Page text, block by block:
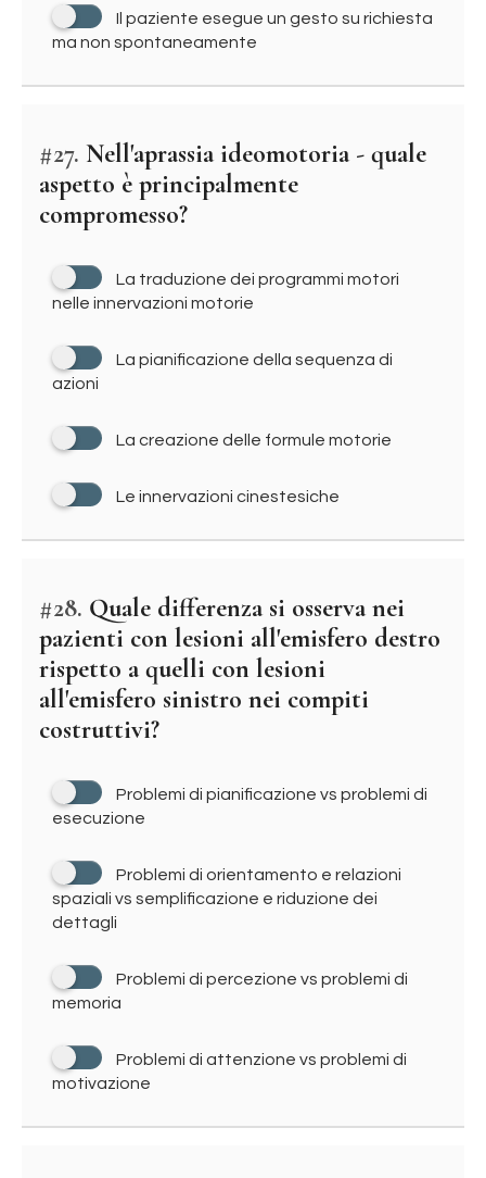
Il paziente esegue un gesto su richiesta
ma non spontaneamente
#27. Nell'aprassia ideomotoria - quale
aspetto è principalmente
compromesso?
La traduzione dei programmi motori
nelle innervazioni motorie
La pianificazione della sequenza di
azioni
La creazione delle formule motorie
Le innervazioni cinestesiche
#28. Quale differenza si osserva nei
pazienti con lesioni all'emisfero destro
rispetto a quelli con lesioni
all'emisfero sinistro nei compiti
costruttivi?
Problemi di pianificazione vs problemi di
esecuzione
Problemi di orientamento e relazioni
spaziali vs semplificazione e riduzione dei
dettagli
Problemi di percezione vs problemi di
memoria
Problemi di attenzione vs problemi di
motivazione